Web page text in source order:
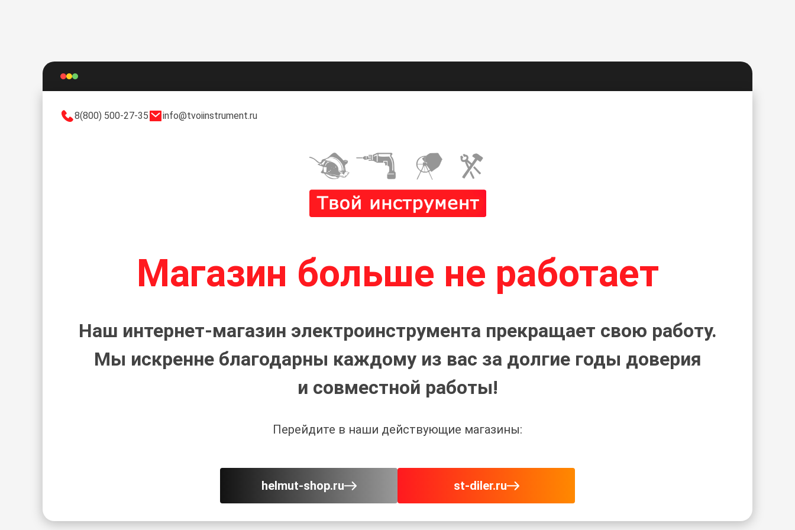
8(800) 500-27-35 info@tvoiinstrument.ru
Магазин больше не работает
Наш интернет-магазин электроинструмента прекращает свою работу.
Мы искренне благодарны каждому из вас за долгие годы доверия
и совместной работы!
Перейдите в наши действующие магазины:
helmut-shop.ru st-diler.ru